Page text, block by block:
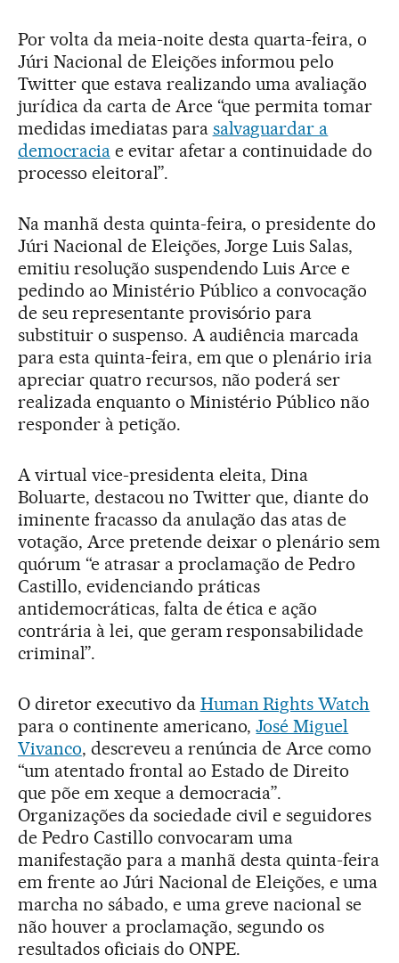
Por volta da meia-noite desta quarta-feira, o
Júri Nacional de Eleições informou pelo
Twitter que estava realizando uma avaliação
jurídica da carta de Arce “que permita tomar
medidas imediatas para salvaguardar a
democraciae evitar afetar a continuidade do
processo eleitoral”.
Na manhã desta quinta-feira, o presidente do
Júri Nacional de Eleições, Jorge Luis Salas,
emitiu resolução suspendendo Luis Arce e
pedindo ao Ministério Público a convocação
de seu representante provisório para
substituir o suspenso. A audiência marcada
para esta quinta-feira, em que o plenário iria
apreciar quatro recursos, não poderá ser
realizada enquanto o Ministério Público não
responder à petição.
A virtual vice-presidenta eleita, Dina
Boluarte, destacou no Twitter que, diante do
iminente fracasso da anulação das atas de
votação, Arce pretende deixar o plenário sem
quórum “e atrasar a proclamação de Pedro
Castillo, evidenciando práticas
antidemocráticas, falta de ética e ação
contrária à lei, que geram responsabilidade
criminal”.
O diretor executivo da Human Rights Watch
para o continente americano,José Miguel
Vivanco, descreveu a renúncia de Arce como
“um atentado frontal ao Estado de Direito
que põe em xeque a democracia”.
Organizações da sociedade civil e seguidores
de Pedro Castillo convocaram uma
manifestação para a manhã desta quinta-feira
em frente ao Júri Nacional de Eleições, e uma
marcha no sábado, e uma greve nacional se
não houver a proclamação, segundo os
resultados oficiais do ONPE.